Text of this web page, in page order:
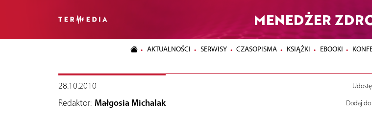
MENEDŻER
AKTUALNOŚCI SERWISY CZASOPISMA KSIĄŻKI EBOOKI
28.10.2010
Redaktor: Małgosia Michalak Dodaj